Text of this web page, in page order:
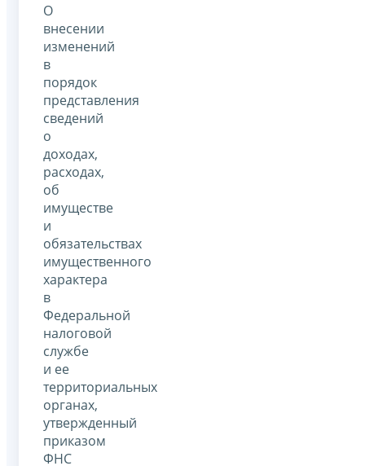
О
внесении
изменений
в
порядок
представления
сведений
о
доходах,
расходах,
об
имуществе
и
обязательствах
имущественного
характера
в
Федеральной
налоговой
службе
и ее
территориальных
органах,
утвержденный
приказом
ФНС